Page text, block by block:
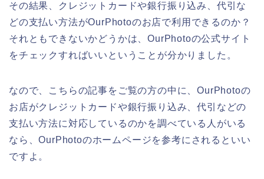
その結果、クレジットカードや銀行振り込み、代引な
どの支払い方法がOurPhotoのお店で利用できるのか？
それともできないかどうかは、OurPhotoの公式サイト
をチェックすればいいということが分かりました。
なので、こちらの記事をご覧の方の中に、OurPhotoの
お店がクレジットカードや銀行振り込み、代引などの
支払い方法に対応しているのかを調べている人がいる
なら、OurPhotoのホームページを参考にされるといい
ですよ。